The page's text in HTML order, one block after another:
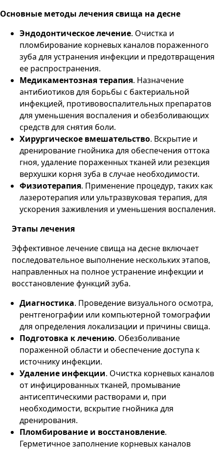
Основные методы лечения свища на десне
Эндодонтическое лечение. Очистка и
пломбирование корневых каналов пораженного
зуба для устранения инфекции и предотвращения
ее распространения.
Медикаментозная терапия. Назначение
антибиотиков для борьбы с бактериальной
инфекцией, противовоспалительных препаратов
для уменьшения воспаления и обезболивающих
средств для снятия боли.
Хирургическое вмешательство. Вскрытие и
дренирование гнойника для обеспечения оттока
гноя, удаление пораженных тканей или резекция
верхушки корня зуба в случае необходимости.
Физиотерапия. Применение процедур, таких как
лазеротерапия или ультразвуковая терапия, для
ускорения заживления и уменьшения воспаления.
Этапы лечения
Эффективное лечение свища на десне включает
последовательное выполнение нескольких этапов,
направленных на полное устранение инфекции и
восстановление функций зуба.
Диагностика. Проведение визуального осмотра,
рентгенографии или компьютерной томографии
для определения локализации и причины свища.
Подготовка к лечению. Обезболивание
пораженной области и обеспечение доступа к
источнику инфекции.
Удаление инфекции. Очистка корневых каналов
от инфицированных тканей, промывание
антисептическими растворами и, при
необходимости, вскрытие гнойника для
дренирования.
Пломбирование и восстановление.
Герметичное заполнение корневых каналов